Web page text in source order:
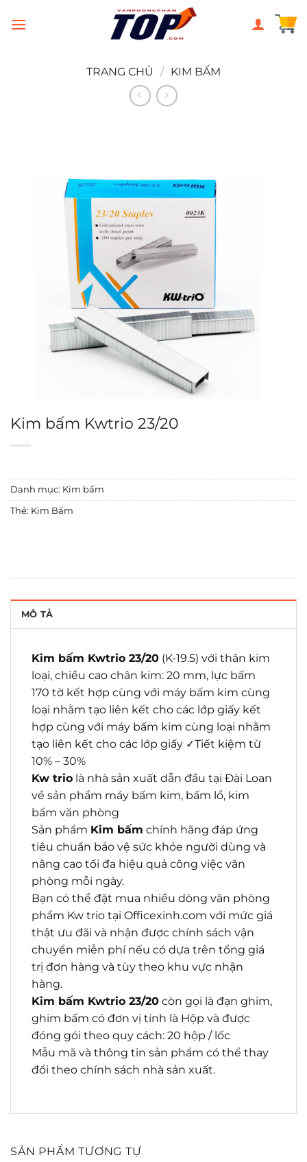
đến
TRANG CHỦ
/ KIM BẤM
Kim bấm Kwtrio 23/20
Danh mục: Kim bấm
Thẻ: Kim Bấm
MÔ TẢ
Kim bấm Kwtrio 23/20 (K-19.5) với thân kim
loại, chiều cao chân kim: 20 mm, lực bấm
170 tờ kết hợp cùng với máy bấm kim cùng
loại nhằm tạo liên kết cho các lớp giấy kết
hợp cùng với máy bấm kim cùng loại nhằm
tạo liên kết cho các lớp giấy ✓Tiết kiệm từ
10% – 30%
Kw trio là nhà sản xuất dẫn đầu tại Đài Loan
về sản phẩm máy bấm kim, bấm lổ, kim
bấm văn phòng
Sản phẩm Kim bấm chính hãng đáp ứng
tiêu chuẩn bảo vệ sức khỏe người dùng và
nâng cao tối đa hiệu quả công việc văn
phòng mỗi ngày.
Bạn có thể đặt mua nhiều dòng văn phòng
phẩm Kw trio tại Officexinh.com với mức giá
thật ưu đãi và nhận được chính sách vận
chuyển miễn phí nếu có dựa trên tổng giá
trị đơn hàng và tùy theo khu vực nhận
hàng.
Kim bấm Kwtrio 23/20 còn gọi là đạn ghim,
ghim bấm có đơn vị tính là Hộp và được
đóng gói theo quy cách: 20 hộp / lốc
Mẫu mã và thông tin sản phẩm có thể thay
đổi theo chính sách nhà sản xuất.
SẢN PHẨM TƯƠNG TỰ